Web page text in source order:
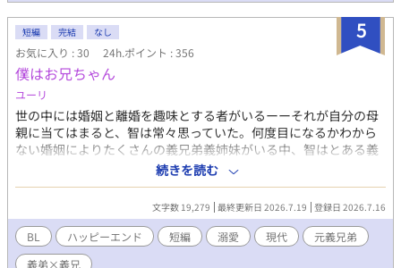
5
短編 完結 なし
お気に入り : 30 24h.ポイント : 356
僕はお兄ちゃん
ユーリ
世の中には婚姻と離婚を趣味とする者がいるーーそれが自分の母
親に当てはまると、智は常々思っていた。何度目になるかわから
ない婚姻によりたくさんの義兄弟義姉妹がいる中、智はとある義
弟とだけずっと連絡を取っていた。兄弟でも家族でも無い今も、
毎日のように世話を焼きに行っているけれど…。 「兄さんは俺の
太陽だよ」救われた義弟（甘えんぼ）×どうしてか気になる義兄
（しっかり者）「なんできみだけ特別なんだろう」ーー元義兄弟
の二人の恋模様は一波乱ありそうで…？？
続きを読む
文字数 19,279 最終更新日 2026.7.19 登録日 2026.7.16
BL ハッピーエンド 短編 溺愛 現代
元義兄弟
義弟×義兄